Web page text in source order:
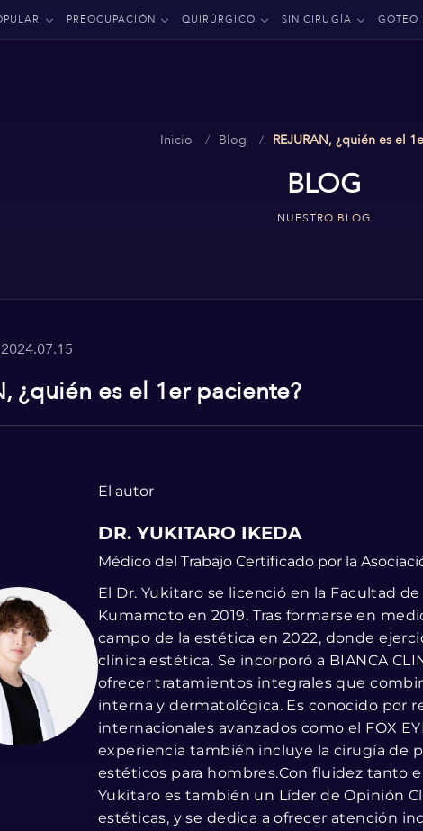
PREOCUPACIÓN QUIRÚRGICO SIN CIRUGÍA GOTEO
Inicio Blog REJURAN, ¿quién es el
BLOG
NUESTRO BLOG
2024.07.15
¿quién es el 1er paciente?
El autor
DR. YUKITARO IKEDA
Médico del Trabajo Certificado por la
El Dr. Yukitaro se licenció en la Facultad
Kumamoto en 2019. Tras formarse en
campo de la estética en 2022, donde
clínica estética. Se incorporó a BIANCA
ofrecer tratamientos integrales que
interna y dermatológica. Es conocido por
internacionales avanzados como el FOX
experiencia también incluye la cirugía de
estéticos para hombres.Con fluidez tanto
Yukitaro es también un Líder de Opinión
estéticas, y se dedica a ofrecer atención